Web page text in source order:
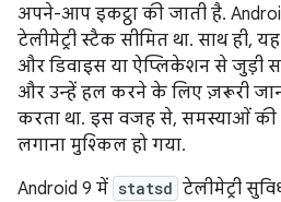
अपने-आप इकट्ठा की जाती है.
टेलीमेट्री स्टैक सीमित था. साथ ही,
और डिवाइस या ऐप्लिकेशन से जुड़ी
और उन्हें हल करने के लिए ज़रूरी
करता था. इस वजह से, समस्याओं की
लगाना मुश्किल हो गया.
Android 9 में statsd टेलीमेट्री